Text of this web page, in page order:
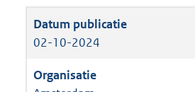
02-10-2024